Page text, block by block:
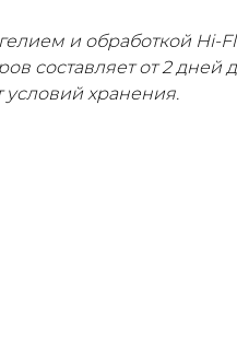
и обработкой Hi-
составляет от 2 дней
условий хранения.